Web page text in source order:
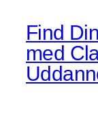
Find
med